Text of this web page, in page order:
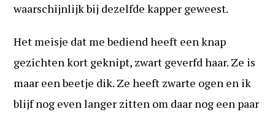
waarschijnlijk bij dezelfde kapper geweest.
Het meisje dat me bediend heeft een knap
gezichten kort geknipt, zwart geverfd haar. Ze is
maar een beetje dik. Ze heeft zwarte ogen en ik
blijf nog even langer zitten om daar nog een paar